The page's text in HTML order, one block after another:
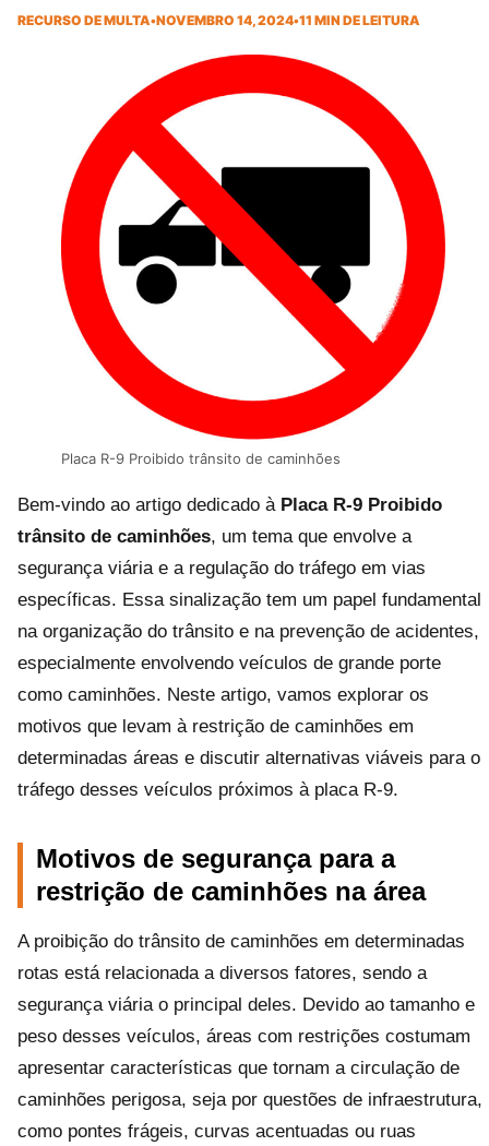
RECURSO DE MULTA•NOVEMBRO 14, 2024•11 MIN DE LEITURA
Placa R-9 Proibido trânsito de caminhões
Bem-vindo ao artigo dedicado à Placa R-9 Proibido
trânsito de caminhões, um tema que envolve a
segurança viária e a regulação do tráfego em vias
específicas. Essa sinalização tem um papel fundamental
na organização do trânsito e na prevenção de acidentes,
especialmente envolvendo veículos de grande porte
como caminhões. Neste artigo, vamos explorar os
motivos que levam à restrição de caminhões em
determinadas áreas e discutir alternativas viáveis para o
tráfego desses veículos próximos à placa R-9.
Motivos de segurança para a
restrição de caminhões na área
A proibição do trânsito de caminhões em determinadas
rotas está relacionada a diversos fatores, sendo a
segurança viária o principal deles. Devido ao tamanho e
peso desses veículos, áreas com restrições costumam
apresentar características que tornam a circulação de
caminhões perigosa, seja por questões de infraestrutura,
como pontes frágeis, curvas acentuadas ou ruas